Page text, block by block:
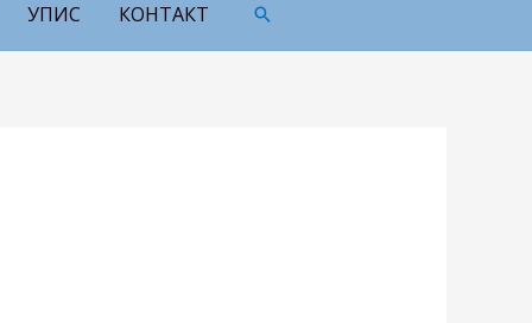
УПИС КОНТАКТ Претрага